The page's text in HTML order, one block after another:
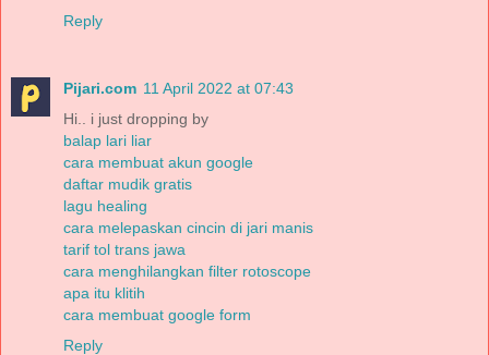
Reply
Pijari.com 11 April 2022 at 07:43
Hi.. i just dropping by
balap lari liar
cara membuat akun google
daftar mudik gratis
lagu healing
cara melepaskan cincin di jari manis
tarif tol trans jawa
cara menghilangkan filter rotoscope
apa itu klitih
cara membuat google form
Reply